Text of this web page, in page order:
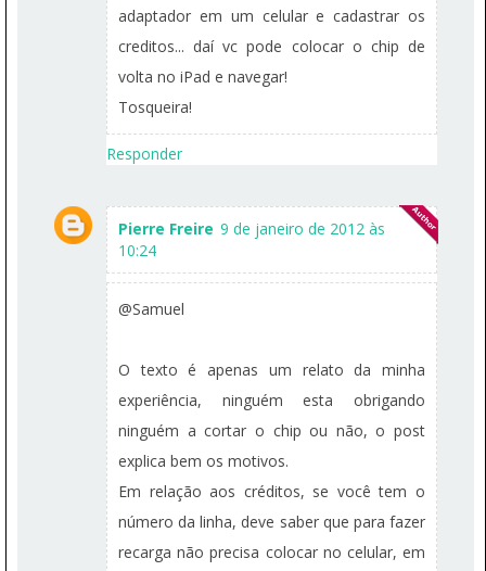
adaptador em um celular e cadastrar os
creditos... daí vc pode colocar o chip de
volta no iPad e navegar!
Tosqueira!
Responder
Pierre Freire 9 de janeiro de 2012 às
10:24
@Samuel
O texto é apenas um relato da minha
experiência, ninguém esta obrigando
ninguém a cortar o chip ou não, o post
explica bem os motivos.
Em relação aos créditos, se você tem o
número da linha, deve saber que para fazer
recarga não precisa colocar no celular, em